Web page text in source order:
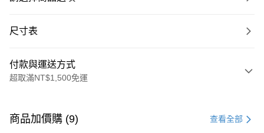
尺寸表
付款與運送方式
超取滿NT$1,500免運
信用卡一次付款
商品加價購 (9) 查看全部